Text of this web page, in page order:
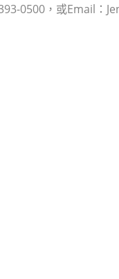
0500，或Email：